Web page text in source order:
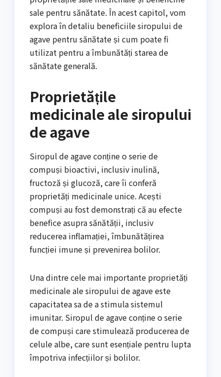
sale pentru sănătate. În acest capitol, vom
explora în detaliu beneficiile siropului de
agave pentru sănătate și cum poate fi
utilizat pentru a îmbunătăți starea de
sănătate generală.
Proprietățile
medicinale ale siropului
de agave
Siropul de agave conține o serie de
compuși bioactivi, inclusiv inulină,
fructoză și glucoză, care îi conferă
proprietăți medicinale unice. Acești
compuși au fost demonstrați că au efecte
benefice asupra sănătății, inclusiv
reducerea inflamației, îmbunătățirea
funcției imune și prevenirea bolilor.
Una dintre cele mai importante proprietăți
medicinale ale siropului de agave este
capacitatea sa de a stimula sistemul
imunitar. Siropul de agave conține o serie
de compuși care stimulează producerea de
celule albe, care sunt esențiale pentru lupta
împotriva infecțiilor și bolilor.